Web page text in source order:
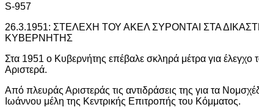
S-957
26.3.1951: ΣΤΕΛΕΧΗ ΤΟΥ ΑΚΕΛ ΣΥΡΟΝΤΑΙ ΣΤΑ
ΚΥΒΕΡΝΗΤΗΣ
Στα 1951 ο Κυβερνήτης επέβαλε σκληρά μέτρα για
Αριστερά.
Από πλευράς Αριστεράς τις αντιδράσεις της για τα
Ιωάννου μέλη της Κεντρικής Επιτροπής του Κόμματος.